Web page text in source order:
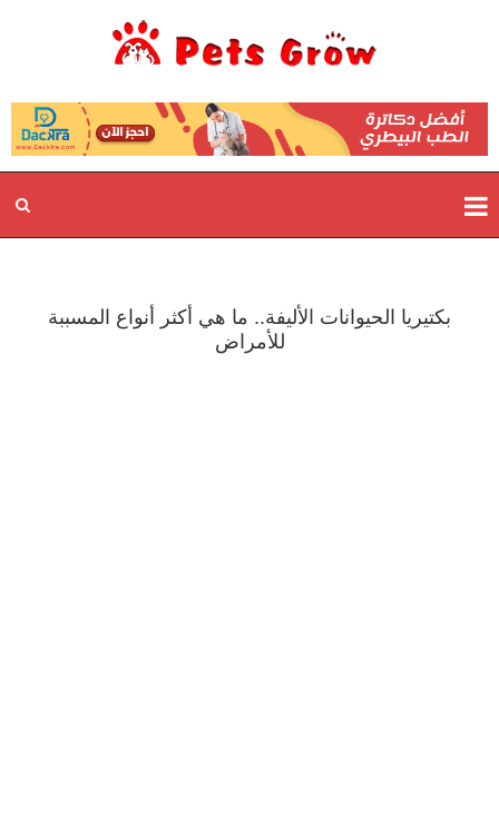
بكتيريا الحيوانات الأليفة.. ما هي أكثر أنواع المسببة
للأمراض